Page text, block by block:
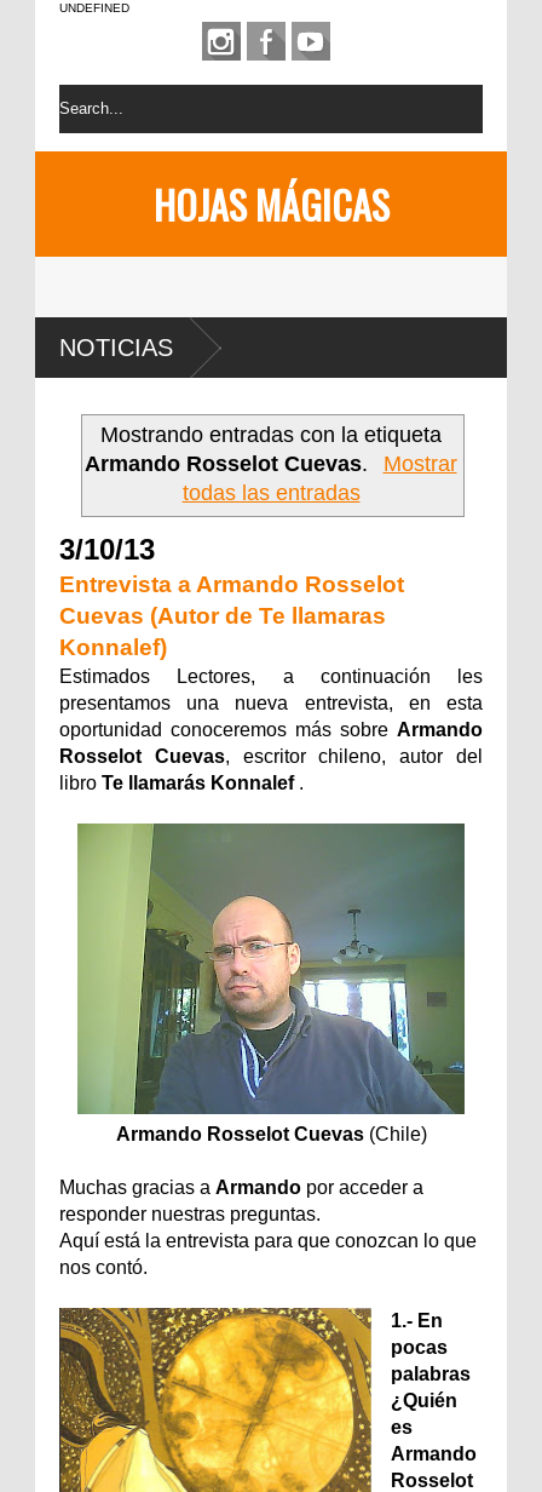
UNDEFINED
HOJAS MÁGICAS
NOTICIAS
Mostrando entradas con la etiqueta
Armando Rosselot Cuevas.
Mostrar
todas las entradas
3/10/13
Entrevista a Armando Rosselot
Cuevas (Autor de Te llamaras
Konnalef)
Estimados Lectores, a continuación les
presentamos una nueva entrevista, en esta
oportunidad conoceremos más sobre Armando
Rosselot Cuevas, escritor chileno, autor del
libro Te llamarás Konnalef.
Armando Rosselot Cuevas (Chile)
Muchas gracias a Armando por acceder a
responder nuestras preguntas.
Aquí está la entrevista para que conozcan lo que
nos contó.
1.- En
pocas
palabras
¿Quién
es
Armando
Rosselot